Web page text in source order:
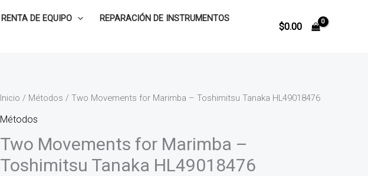
RENTA DE EQUIPO
REPARACIÓN DE INSTRUMENTOS
$0.00
Inicio / Métodos / Two Movements for Marimba – Toshimitsu Tanaka HL49018476
Métodos
Two Movements for Marimba –
Toshimitsu Tanaka HL49018476
Two
Movements
Marimba